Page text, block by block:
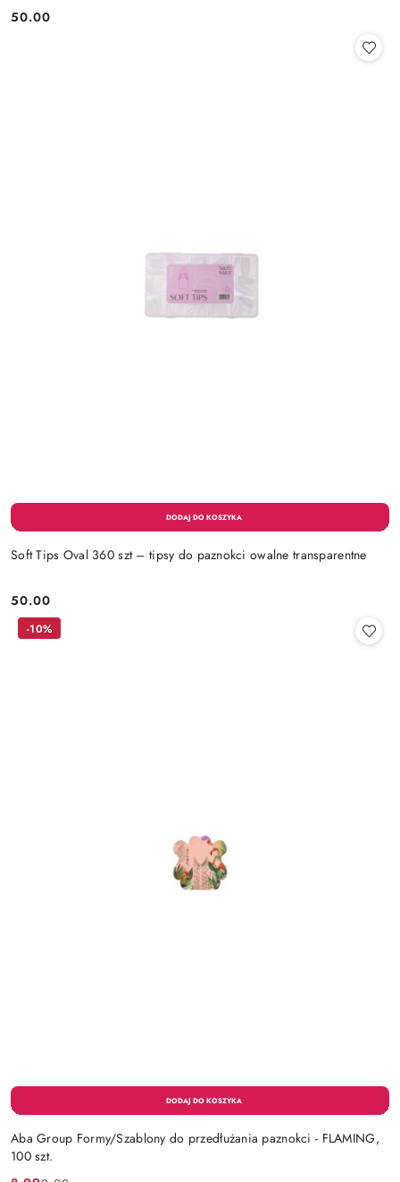
Cena:
50.00
Soft Tips Oval 360 szt – tipsy do paznokci owalne transparentne
Cena:
50.00
Aba Group Formy/Szablony do przedłużania paznokci - FLAMING,
100 szt.
-10%